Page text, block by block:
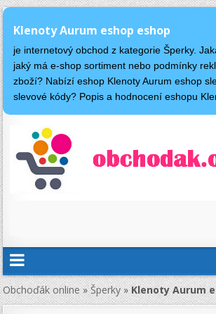
Klenoty Aurum eshop eshop
je internetový obchod z kategorie Šperky.
jaký má e-shop sortiment nebo podmínky
zboží? Nabízí eshop Klenoty Aurum eshop
slevové kódy? Popis a hodnocení eshopu
Obchoďák online»Šperky»Klenoty Aurum